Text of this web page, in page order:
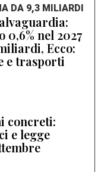
DA 9,3 MILIARDI
0,6% nel 2027
Ecco:
e trasporti
concreti:
e legge